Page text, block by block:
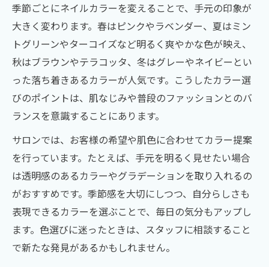
季節ごとにネイルカラーを変えることで、手元の印象が
大きく変わります。春はピンクやラベンダー、夏はミン
トグリーンやターコイズなど明るく爽やかな色が映え、
秋はブラウンやテラコッタ、冬はグレーやネイビーとい
った落ち着きあるカラーが人気です。こうしたカラー選
びのポイントは、肌なじみや普段のファッションとのバ
ランスを意識することにあります。
サロンでは、お客様の希望や肌色に合わせてカラー提案
を行っています。たとえば、手元を明るく見せたい場合
は透明感のあるカラーやグラデーションを取り入れるの
がおすすめです。季節感を大切にしつつ、自分らしさも
表現できるカラーを選ぶことで、毎日の気分もアップし
ます。色選びに迷ったときは、スタッフに相談すること
で新たな発見があるかもしれません。